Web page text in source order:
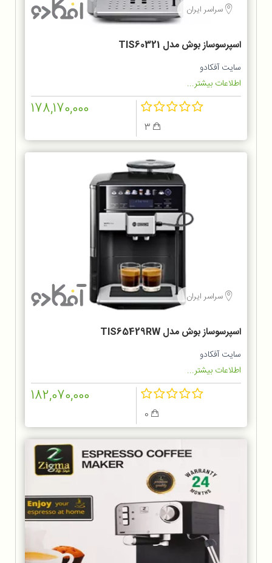
سراسر ایران
اسپرسوساز بوش مدل TIS60321
سایت آفکادو
اطلاعات بیشتر...
178,170,000
سراسر ایران
اسپرسوساز بوش مدل TIS65429RW
سایت آفکادو
اطلاعات بیشتر...
182,070,000